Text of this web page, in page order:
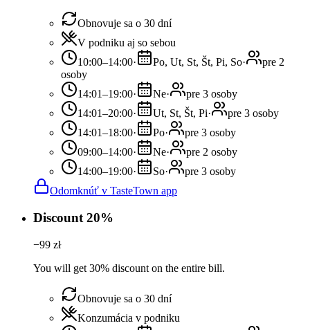
Obnovuje sa o 30 dní
V podniku aj so sebou
10:00–14:00· Po, Ut, St, Št, Pi, So·
pre 2
osoby
14:01–19:00· Ne·
pre 3 osoby
14:01–20:00· Ut, St, Št, Pi·
pre 3 osoby
14:01–18:00· Po·
pre 3 osoby
09:00–14:00· Ne·
pre 2 osoby
14:00–19:00· So·
pre 3 osoby
Odomknúť v TasteTown app
Discount 20%
−99 zł
You will get 30% discount on the entire bill.
Obnovuje sa o 30 dní
Konzumácia v podniku